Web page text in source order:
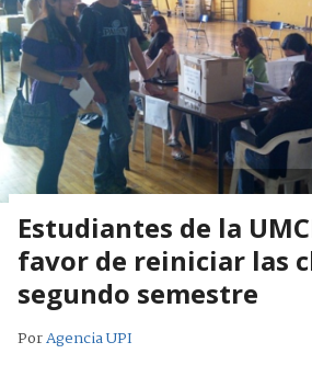
Estudiantes de la
favor de reiniciar las
segundo semestre
PorAgencia UPI